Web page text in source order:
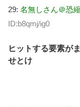
29: 名無しさん＠恐
ID:b8qmj/ig0
ヒットする要素が
せとけ